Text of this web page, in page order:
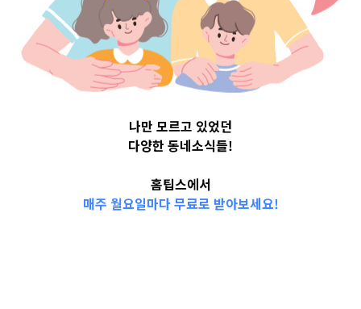
2023-06-28
readybaby-admin
나만 모르고 있었던
다양한 동네소식들!
홈팁스에서
매주 월요일마다 무료로 받아보세요!